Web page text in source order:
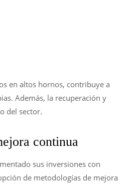
en altos hornos, contribuye a
Además, la recuperación y
del sector.
continua
sus inversiones con
de metodologías de mejora